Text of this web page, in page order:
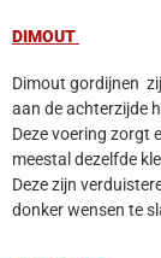
DIMOUT
Dimout gordijnen
aan de achterzijde
Deze voering zorgt
meestal dezelfde
Deze zijn
donker wensen te